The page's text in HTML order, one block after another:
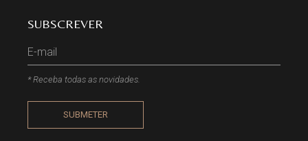
SUBSCREVER
* Receba todas as novidades.
SUBMETER